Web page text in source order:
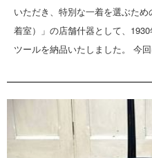
いただき、特別な一着を選ぶた
着室）」の店舗什器として、
ツールを納品いたしました。 今